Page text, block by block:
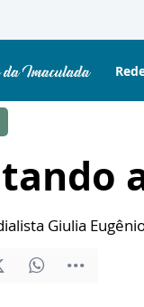
Giulia